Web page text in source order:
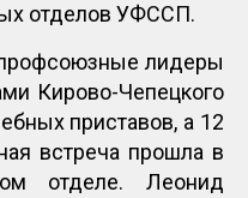
отделов УФССП.
лидеры
Кирово-Чепецкого
приставов, а 12
встреча прошла в
отделе. Леонид